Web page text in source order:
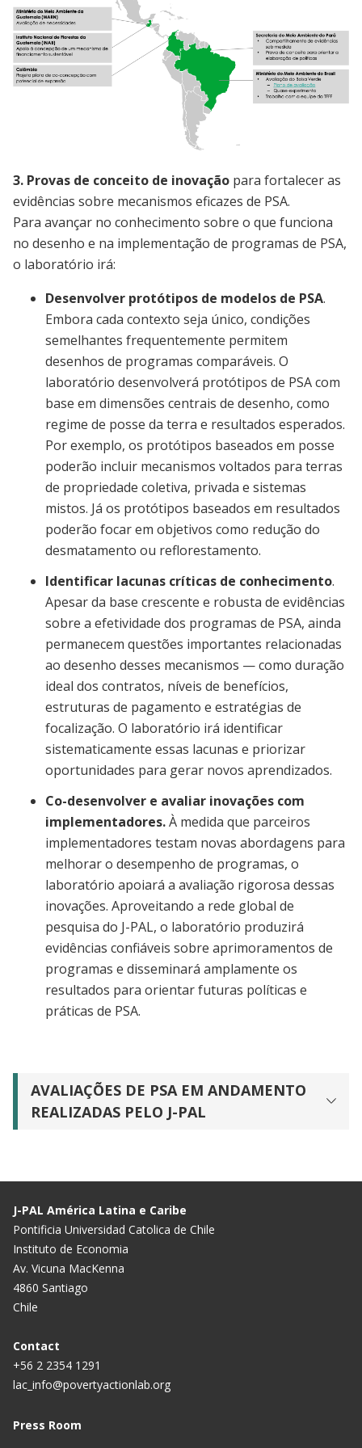
3. Provas de conceito de inovação para fortalecer as
evidências sobre mecanismos eficazes de PSA.
Para avançar no conhecimento sobre o que funciona
no desenho e na implementação de programas de PSA,
o laboratório irá:
Desenvolver protótipos de modelos de PSA.
Embora cada contexto seja único, condições
semelhantes frequentemente permitem
desenhos de programas comparáveis. O
laboratório desenvolverá protótipos de PSA com
base em dimensões centrais de desenho, como
regime de posse da terra e resultados esperados.
Por exemplo, os protótipos baseados em posse
poderão incluir mecanismos voltados para terras
de propriedade coletiva, privada e sistemas
mistos. Já os protótipos baseados em resultados
poderão focar em objetivos como redução do
desmatamento ou reflorestamento.
Identificar lacunas críticas de conhecimento.
Apesar da base crescente e robusta de evidências
sobre a efetividade dos programas de PSA, ainda
permanecem questões importantes relacionadas
ao desenho desses mecanismos — como duração
ideal dos contratos, níveis de benefícios,
estruturas de pagamento e estratégias de
focalização. O laboratório irá identificar
sistematicamente essas lacunas e priorizar
oportunidades para gerar novos aprendizados.
Co-desenvolver e avaliar inovações com
implementadores.À medida que parceiros
implementadores testam novas abordagens para
melhorar o desempenho de programas, o
laboratório apoiará a avaliação rigorosa dessas
inovações. Aproveitando a rede global de
pesquisa do J-PAL, o laboratório produzirá
evidências confiáveis sobre aprimoramentos de
programas e disseminará amplamente os
resultados para orientar futuras políticas e
práticas de PSA.
AVALIAÇÕES DE PSA EM ANDAMENTO
REALIZADAS PELO J-PAL
J-PAL América Latina e Caribe
Pontificia Universidad Catolica de Chile
Instituto de Economia
Av. Vicuna MacKenna
4860 Santiago
Chile
Contact
+56 2 2354 1291
lac_info@povertyactionlab.org
Press Room